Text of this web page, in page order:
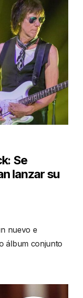
Se
lanzar su
nuevo e
álbum conjunto